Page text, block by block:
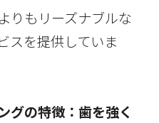
りもリーズナブルな
スを提供していま
グの特徴：歯を強く